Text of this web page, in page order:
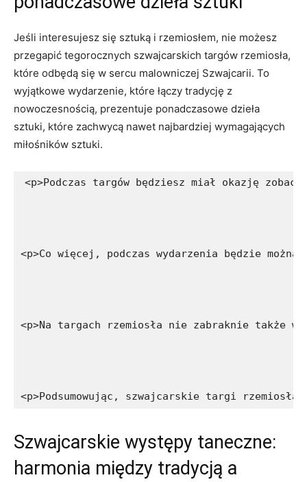
Jeśli⁣ interesujesz się sztuką i rzemiosłem, nie możesz
przegapić tegorocznych szwajcarskich⁣ targów rzemiosła,
które odbędą się w sercu ‍malowniczej Szwajcarii. To
wyjątkowe wydarzenie,‌ które ⁤łączy tradycję⁢ z
nowoczesnością, prezentuje ponadczasowe dzieła​
sztuki, które zachwycą nawet najbardziej wymagających
miłośników sztuki.
<p>Podczas targów będziesz miał okazję
<p>Co więcej, podczas wydarzenia będzie
<p>Na targach rzemiosła nie zabraknie także
<p>Podsumowując, szwajcarskie targi
Szwajcarskie⁢ występy taneczne:
harmonia między tradycją a⁢